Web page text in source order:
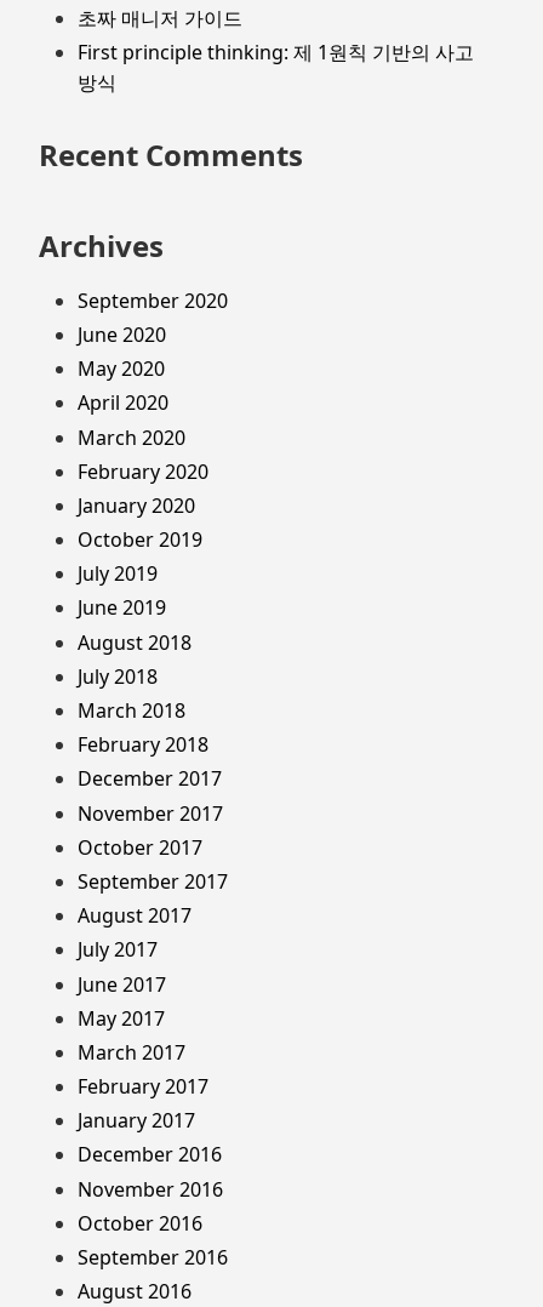
초짜 매니저 가이드
First principle thinking: 제 1원칙 기반의 사고
방식
Recent Comments
Archives
September 2020
June 2020
May 2020
April 2020
March 2020
February 2020
January 2020
October 2019
July 2019
June 2019
August 2018
July 2018
March 2018
February 2018
December 2017
November 2017
October 2017
September 2017
August 2017
July 2017
June 2017
May 2017
March 2017
February 2017
January 2017
December 2016
November 2016
October 2016
September 2016
August 2016